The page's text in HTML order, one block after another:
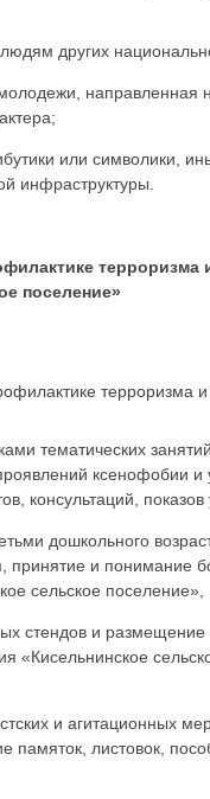
других
направленная
или символики,
инфраструктуры.
терроризма
поселение»
терроризма
тематических
ксенофобии и
консультаций,
дошкольного
и понимание
сельское
стендов и
«Кисельнинское
и агитационных
памяток, листовок,